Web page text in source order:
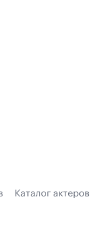
Каталог актеров